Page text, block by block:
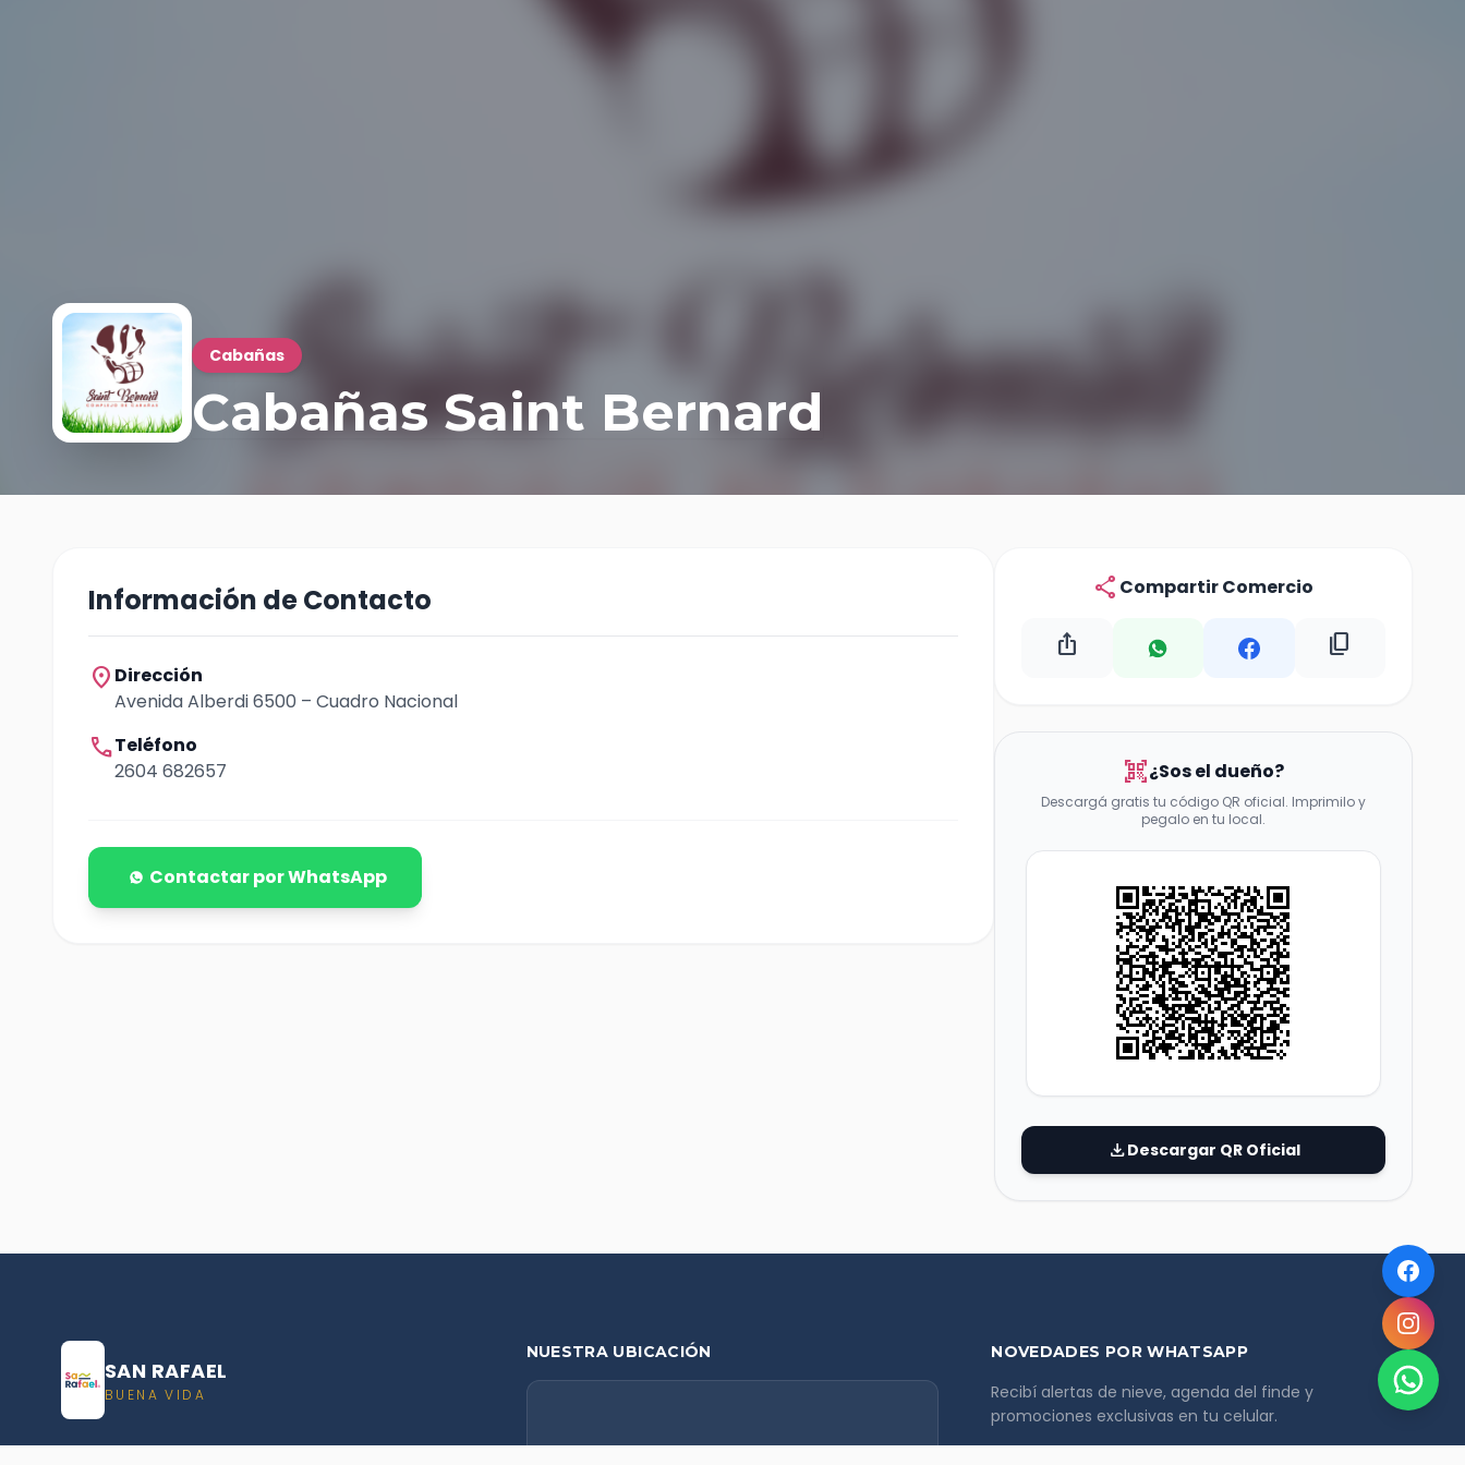
Cabañas
Cabañas Saint Bernard
Información de Contacto
location_on Dirección
Avenida Alberdi 6500 – Cuadro Nacional
callTeléfono
2604 682657
Contactar por WhatsApp
share Compartir Comercio
ios_share content_copy
qr_code_scanner¿Sos el dueño?
Descargá gratis tu código QR oficial. Imprimilo y
pegalo en tu local.
downloadDescargar QR Oficial
SAN RAFAEL
BUENA VIDA
NUESTRA UBICACIÓN NOVEDADES POR WHATSAPP
Recibí alertas de nieve, agenda del finde y
promociones exclusivas en tu celular.